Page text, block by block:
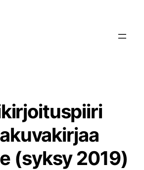
(syksy 2019)